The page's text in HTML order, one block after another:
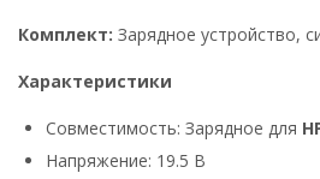
Комплект: Зарядное устройство,
Характеристики
Совместимость: Зарядное для
Напряжение: 19.5 В